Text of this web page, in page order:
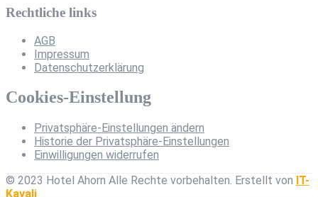
Rechtliche links
AGB
Impressum
Datenschutzerklärung
Cookies-Einstellung
Privatsphäre-Einstellungen ändern
Historie der Privatsphäre-Einstellungen
Einwilligungen widerrufen
© 2023 Hotel Ahorn Alle Rechte vorbehalten. Erstellt von IT-
Kayali